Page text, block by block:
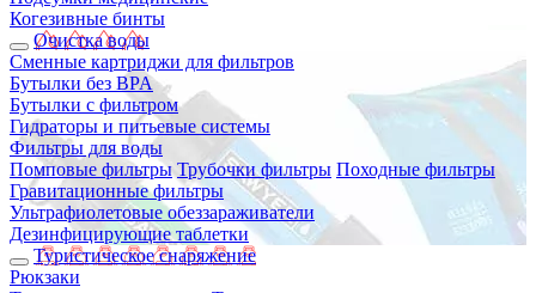
Когезивные бинты
Очистка воды
Сменные картриджи для фильтров
Бутылки без BPA
Бутылки с фильтром
Гидраторы и питьевые системы
Фильтры для воды
Помповые фильтры Трубочки фильтры Походные фильтры
Гравитационные фильтры
Ультрафиолетовые обеззараживатели
Дезинфицирующие таблетки
Туристическое снаряжение
Рюкзаки